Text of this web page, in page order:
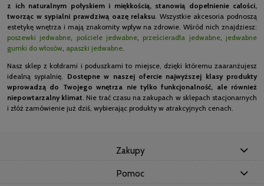
z ich naturalnym połyskiem i miękkością, stanowią dopełnienie całości,
tworząc w sypialni prawdziwą oazę relaksu . Wszystkie akcesoria podnoszą
estetykę wnętrza i mają znakomity wpływ na zdrowie. Wśród nich znajdziesz:
poszewki jedwabne
pościele jedwabne prześcieradła jedwabne, jedwabne
gumki do włosów apaszki jedwabne
Nasz sklep z kołdrami i poduszkami to miejsce, dzięki któremu zaaranżujesz
idealną sypialnię. Dostępne w naszej ofercie najwyższej klasy produkty
wprowadzą do Twojego wnętrza nie tylko funkcjonalność, ale również
niepowtarzalny klimat . Nie trać czasu na zakupach w sklepach stacjonarnych
i złóż zamówienie już dziś, wybierając produkty w atrakcyjnych cenach.
Zakupy
Pomoc